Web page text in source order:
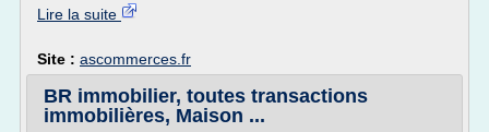
Lire la suite
Site : ascommerces.fr
BR immobilier, toutes transactions
immobilières, Maison ...